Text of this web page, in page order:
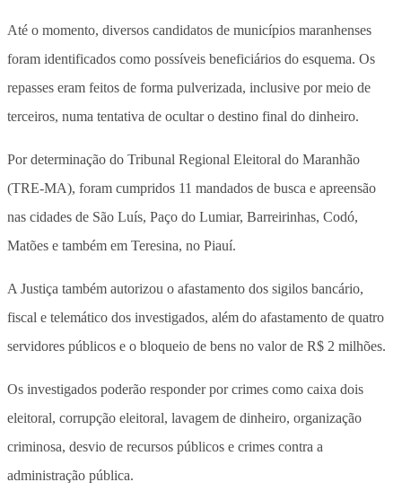
Até o momento, diversos candidatos de municípios maranhenses
foram identificados como possíveis beneficiários do esquema. Os
repasses eram feitos de forma pulverizada, inclusive por meio de
terceiros, numa tentativa de ocultar o destino final do dinheiro.
Por determinação do Tribunal Regional Eleitoral do Maranhão
(TRE-MA), foram cumpridos 11 mandados de busca e apreensão
nas cidades de São Luís, Paço do Lumiar, Barreirinhas, Codó,
Matões e também em Teresina, no Piauí.
A Justiça também autorizou o afastamento dos sigilos bancário,
fiscal e telemático dos investigados, além do afastamento de quatro
servidores públicos e o bloqueio de bens no valor de R$ 2 milhões.
Os investigados poderão responder por crimes como caixa dois
eleitoral, corrupção eleitoral, lavagem de dinheiro, organização
criminosa, desvio de recursos públicos e crimes contra a
administração pública.